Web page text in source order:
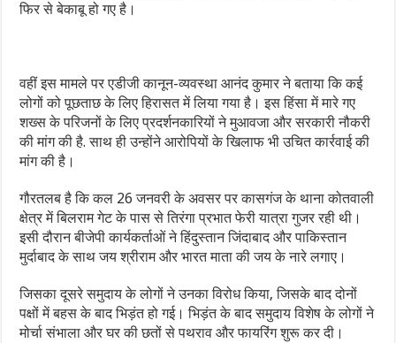
फिर से बेकाबू हो गए है।
वहीं इस मामले पर एडीजी कानून-व्यवस्था आनंद कुमार ने बताया कि कई
लोगों को पूछताछ के लिए हिरासत में लिया गया है। इस हिंसा में मारे गए
शख्स के परिजनों के लिए प्रदर्शनकारियों ने मुआवजा और सरकारी नौकरी
की मांग की है. साथ ही उन्होंने आरोपियों के खिलाफ भी उचित कार्रवाई की
मांग की है।
गौरतलब है कि कल 26 जनवरी के अवसर पर कासगंज के थाना कोतवाली
क्षेत्र में बिलराम गेट के पास से तिरंगा प्रभात फेरी यात्रा गुजर रही थी।
इसी दौरान बीजेपी कार्यकर्ताओं ने हिंदुस्तान जिंदाबाद और पाकिस्तान
मुर्दाबाद के साथ जय श्रीराम और भारत माता की जय के नारे लगाए।
जिसका दूसरे समुदाय के लोगों ने उनका विरोध किया, जिसके बाद दोनों
पक्षों में बहस के बाद भिड़ंत हो गई। भिड़ंत के बाद समुदाय विशेष के लोगों ने
मोर्चा संभाला और घर की छतों से पथराव और फायरिंग शुरू कर दी।